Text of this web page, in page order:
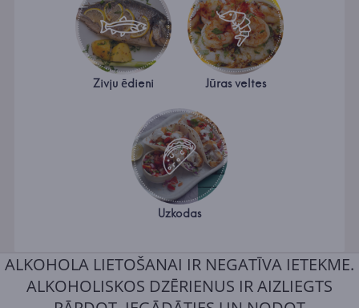
Zivju ēdieni Jūras veltes
Uzkodas
ALKOHOLA LIETOŠANAI IR NEGATĪVA IETEKME.
ALKOHOLISKOS DZĒRIENUS IR AIZLIEGTS